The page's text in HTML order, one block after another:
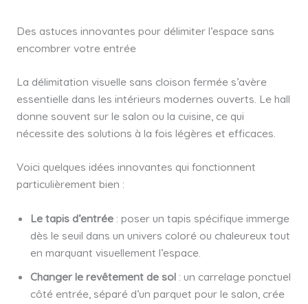
Des astuces innovantes pour délimiter l’espace sans
encombrer votre entrée
La délimitation visuelle sans cloison fermée s’avère
essentielle dans les intérieurs modernes ouverts. Le hall
donne souvent sur le salon ou la cuisine, ce qui
nécessite des solutions à la fois légères et efficaces.
Voici quelques idées innovantes qui fonctionnent
particulièrement bien :
Le tapis d’entrée: poser un tapis spécifique immerge
dès le seuil dans un univers coloré ou chaleureux tout
en marquant visuellement l’espace.
Changer le revêtement de sol: un carrelage ponctuel
côté entrée, séparé d’un parquet pour le salon, crée